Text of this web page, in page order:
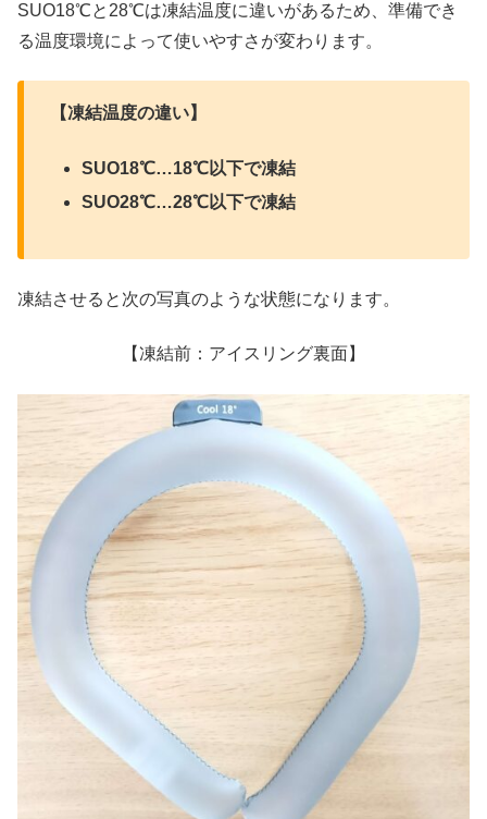
SUO18℃と28℃は凍結温度に違いがあるため、準備でき
る温度環境によって使いやすさが変わります。
【凍結温度の違い】
SUO18℃…18℃以下で凍結
SUO28℃…28℃以下で凍結
凍結させると次の写真のような状態になります。
【凍結前：アイスリング裏面】